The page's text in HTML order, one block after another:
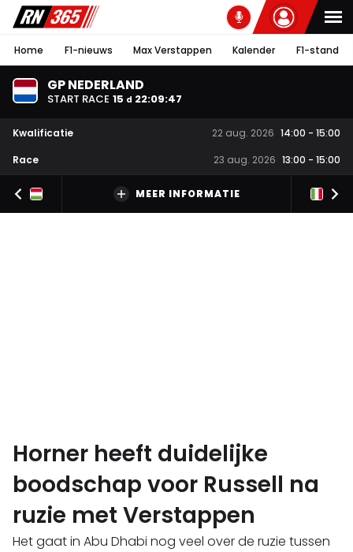
Home F1-nieuws Max Verstappen Kalender F1-stand
GP NEDERLAND
START RACE 15 d 22:09:46
Kwalificatie 22 aug. 2026 14:00 - 15:00
Race
23 aug. 2026 13:00 - 15:00
MEER INFORMATIE
Horner heeft duidelijke
boodschap voor Russell na
ruzie met Verstappen
Het gaat in Abu Dhabi nog veel over de ruzie tussen